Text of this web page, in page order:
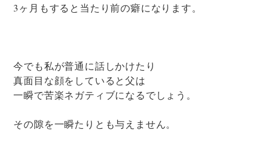
3ヶ月もすると当たり前の癖になります。
今でも私が普通に話しかけたり
真面目な顔をしていると父は
一瞬で苦楽ネガティブになるでしょう。
その隙を一瞬たりとも与えません。